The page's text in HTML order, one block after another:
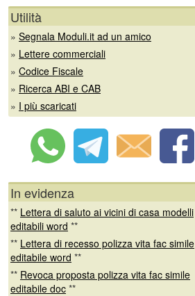
Utilità
» Segnala Moduli.it ad un amico
» Lettere commerciali
» Codice Fiscale
» Ricerca ABI e CAB
» I più scaricati
In evidenza
** Lettera di saluto ai vicini di casa modelli
editabili word **
** Lettera di recesso polizza vita fac simile
editabile word **
** Revoca proposta polizza vita fac simile
editabile doc **